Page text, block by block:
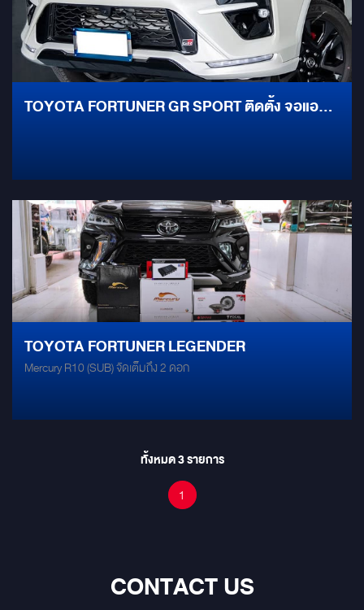
TOYOTA FORTUNER GR SPORT ติดตั้ง จอแอน
TOYOTA FORTUNER LEGENDER
Mercury R10 (SUB) จัดเต็มถึง 2 ดอก
ทั้งหมด3รายการ
1
CONTACT US